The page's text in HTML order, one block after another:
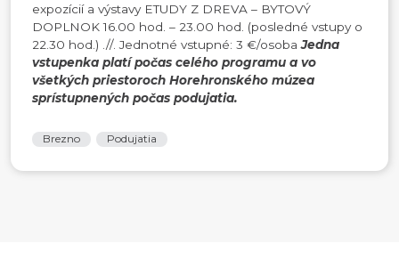
expozícií a výstavy ETUDY Z DREVA – BYTOVÝ
DOPLNOK 16.00 hod. – 23.00 hod. (posledné vstupy o
22.30 hod.) .//. Jednotné vstupné: 3 €/osobaJedna
vstupenka platí počas celého programu a vo
všetkých priestoroch Horehronského múzea
sprístupnených počas podujatia.
Brezno Podujatia